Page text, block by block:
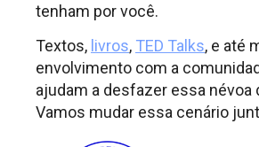
tenham por você.
Textos, livros, TED Talks, e até
envolvimento com a
ajudam a desfazer essa névoa
Vamos mudar essa cenário